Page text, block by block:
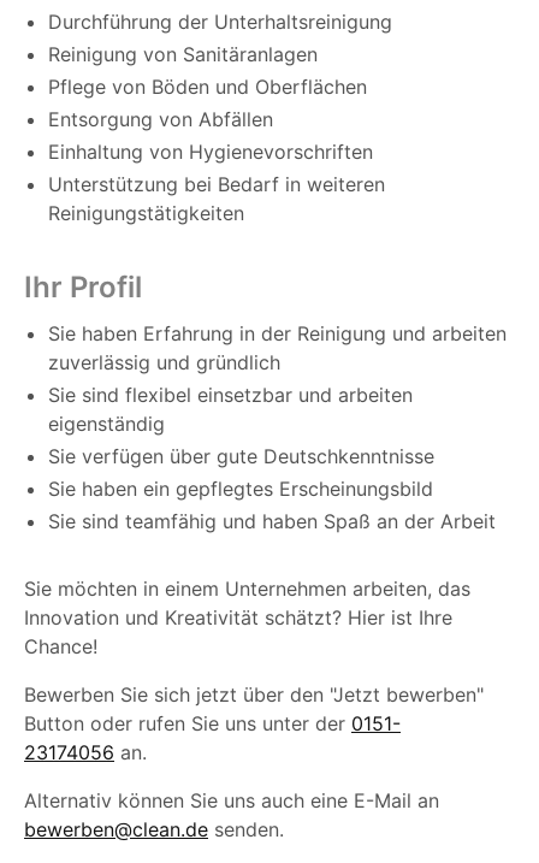
Durchführung der Unterhaltsreinigung
Reinigung von Sanitäranlagen
Pflege von Böden und Oberflächen
Entsorgung von Abfällen
Einhaltung von Hygienevorschriften
Unterstützung bei Bedarf in weiteren
Reinigungstätigkeiten
Ihr Profil
Sie haben Erfahrung in der Reinigung und arbeiten
zuverlässig und gründlich
Sie sind flexibel einsetzbar und arbeiten
eigenständig
Sie verfügen über gute Deutschkenntnisse
Sie haben ein gepflegtes Erscheinungsbild
Sie sind teamfähig und haben Spaß an der Arbeit
Sie möchten in einem Unternehmen arbeiten, das
Innovation und Kreativität schätzt? Hier ist Ihre
Chance!
Bewerben Sie sich jetzt über den "Jetzt bewerben"
Button oder rufen Sie uns unter der 0151-
23174056 an.
Alternativ können Sie uns auch eine E-Mail an
bewerben@clean.de senden.